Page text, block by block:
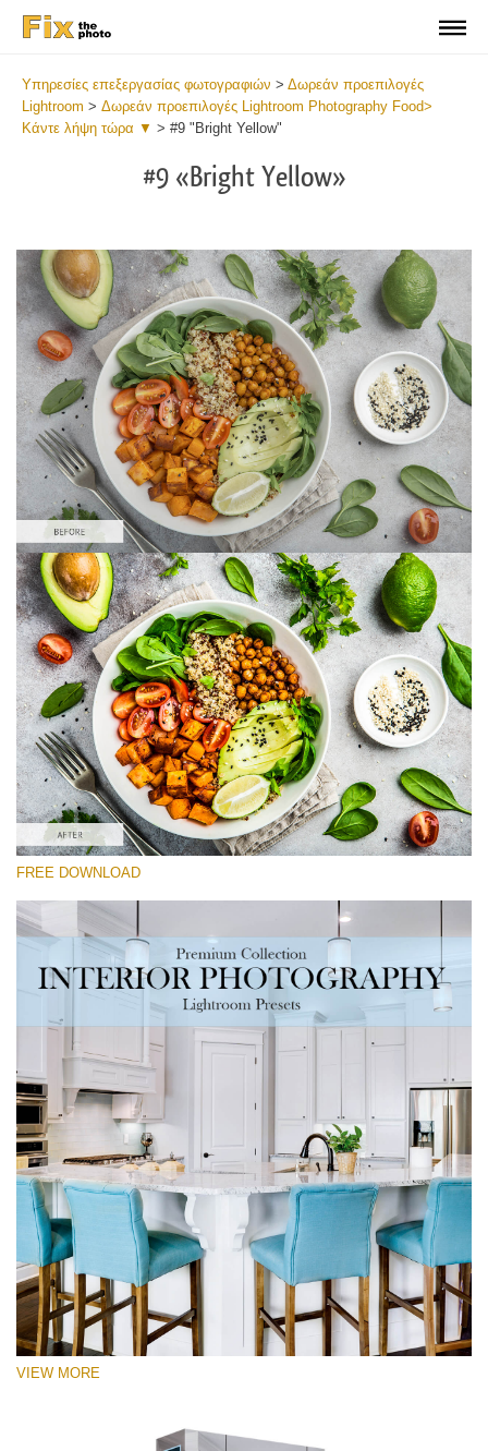
Υπηρεσίες επεξεργασίας φωτογραφιών > Δωρεάν προεπιλογές
Lightroom > Δωρεάν προεπιλογές Lightroom Photography Food>
Κάντε λήψη τώρα ▼ > #9 "Bright Yellow"
#9 «Bright Yellow»
Please select
Food Preset Lightroom #9
Interior Photography
(40 Lr Presets)
Real Estate Collection
(120 Lr Presets)
Entire Collection
(2067 Lr Presets)
FREE DOWNLOAD
VIEW MORE